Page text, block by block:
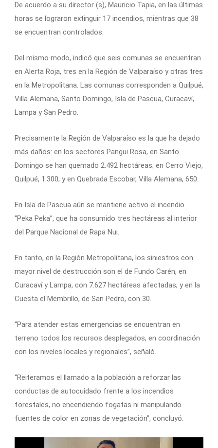
De acuerdo a su director (s), Mauricio Tapia, en las últimas
horas se lograron extinguir 17 incendios, mientras que 38
se encuentran controlados.
Del mismo modo, indicó que seis comunas se encuentran
en Alerta Roja, tres en la Región de Valparaíso y otras tres
en la Metropolitana. Las comunas corresponden a Quilpué,
Villa Alemana, Santo Domingo, Isla de Pascua, Curacaví,
Lampa y San Pedro.
Precisamente la Región de Valparaíso es la que ha dejado
más daños: en los sectores Pangui Rosa, en Santo
Domingo se han quemado 2.492 hectáreas; en Cerro Viejo,
Quilpué, 1.300; y en Quebrada Escobar, Villa Alemana, 650.
En Isla de Pascua aún se mantiene activo el incendio
“Peka Peka”, que ha consumido tres hectáreas al interior
del Parque Nacional de Rapa Nui.
En tanto, en la Región Metropolitana, los siniestros con
mayor nivel de destrucción son el de Fundo Carén, en
Curacaví y Lampa, con 7.627 hectáreas afectadas; y en la
Cuesta el Membrillo, de San Pedro, con 30.
“Para atender estas emergencias se encuentran en
terreno todos los recursos desplegados, en coordinación
con los niveles locales y regionales”, señaló.
“Reiteramos el llamado a la población a reforzar las
conductas de autocuidado frente a los incendios
forestales, no encendiendo fogatas ni manipulando
fuentes de color en zonas de vegetación”, concluyó.